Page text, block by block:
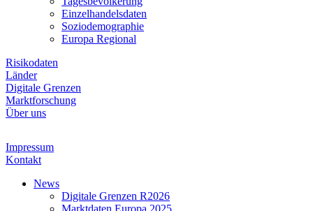
Einzelhandelsdaten
Soziodemographie
Europa Regional
Risikodaten
Länder
Digitale Grenzen
Marktforschung
Über uns
Impressum
Kontakt
News
Digitale Grenzen R2026
Marktdaten Europa 2025